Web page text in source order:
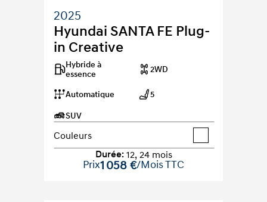
2025
Hyundai SANTA FE Plug-
in Creative
Hybride à
essence
2WD
Automatique 5
SUV
Couleurs
Durée: 12, 24 mois
Prix1 058 €/Mois TTC